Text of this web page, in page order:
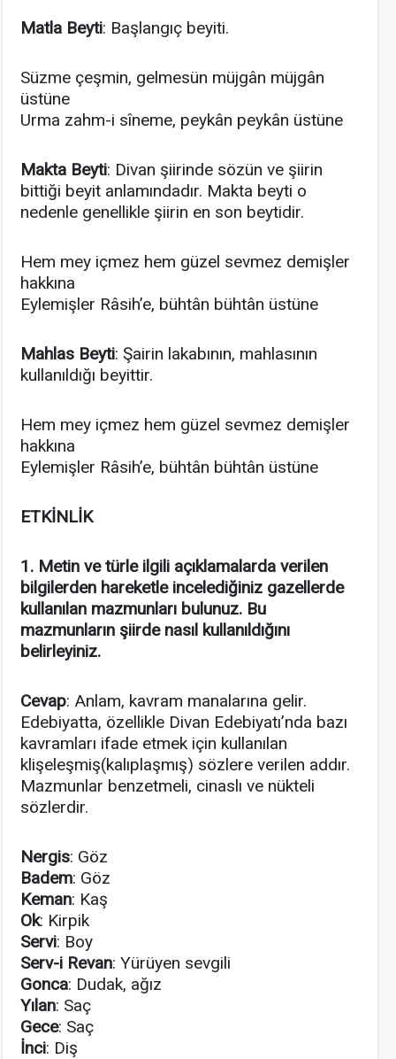
Matla Beyti: Başlangıç beyiti.
Süzme çeşmin, gelmesün müjgân müjgân
üstüne
Urma zahm-i sîneme, peykân peykân üstüne
Makta Beyti: Divan şiirinde sözün ve şiirin
bittiği beyit anlamındadır. Makta beyti o
nedenle genellikle şiirin en son beytidir.
Hem mey içmez hem güzel sevmez demişler
hakkına
Eylemişler Râsih’e, bühtân bühtân üstüne
Mahlas Beyti: Şairin lakabının, mahlasının
kullanıldığı beyittir.
Hem mey içmez hem güzel sevmez demişler
hakkına
Eylemişler Râsih’e, bühtân bühtân üstüne
ETKİNLİK
1. Metin ve türle ilgili açıklamalarda verilen
bilgilerden hareketle incelediğiniz gazellerde
kullanılan mazmunları bulunuz. Bu
mazmunların şiirde nasıl kullanıldığını
belirleyiniz.
Cevap: Anlam, kavram manalarına gelir.
Edebiyatta, özellikle Divan Edebiyatı’nda bazı
kavramları ifade etmek için kullanılan
klişeleşmiş(kalıplaşmış) sözlere verilen addır.
Mazmunlar benzetmeli, cinaslı ve nükteli
sözlerdir.
Nergis: Göz
Badem: Göz
Keman: Kaş
Ok: Kirpik
Servi: Boy
Serv-i Revan: Yürüyen sevgili
Gonca: Dudak, ağız
Yılan: Saç
Gece: Saç
İnci: Diş